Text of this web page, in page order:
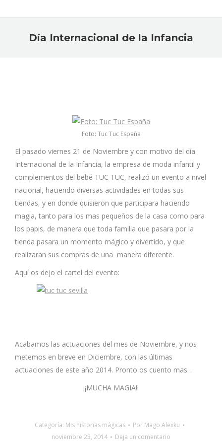
Día Internacional de la Infancia
Foto: Tuc Tuc España
El pasado viernes 21 de Noviembre y con motivo del día
Internacional de la Infancia, la empresa de moda infantil y
complementos del bebé TUC TUC, realizó un evento a nivel
nacional, haciendo diversas actividades en todas sus
tiendas, y en donde quisieron que participara haciendo
magia, tanto para los mas pequeños de la casa como para
los papis, de manera que toda familia que pasara por la
tienda pasara un momento mágico y divertido, y que
realizaran sus compras de una manera diferente.
Aquí os dejo el cartel del evento:
Acabamos las actuaciones del mes de Noviembre, y nos
metemos en breve en Diciembre, con las últimas
actuaciones de este año 2014. Pronto os cuento mas…
¡¡MUCHA MAGIA!!
Categoría: Mis historias mágicas Por Mago Alexku
noviembre 23, 2014
Deja un comentario